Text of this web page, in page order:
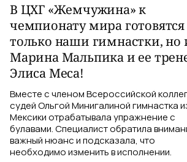
В ЦХГ «Жемчужина» к
чемпионату мира готовятся
только наши гимнастки, но
Марина Мальпика и ее
Элиса Меса!
Вместе с членом Всероссийской
судей Ольгой Минигалиной гимнастка
Мексики отрабатывала упражнение с
булавами. Специалист обратила
важный нюанс и подсказала, что
необходимо изменить в исполнении.